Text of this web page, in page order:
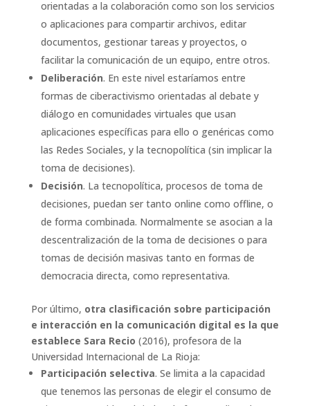
orientadas a la colaboración como son los servicios
o aplicaciones para compartir archivos, editar
documentos, gestionar tareas y proyectos, o
facilitar la comunicación de un equipo, entre otros.
Deliberación. En este nivel estaríamos entre
formas de ciberactivismo orientadas al debate y
diálogo en comunidades virtuales que usan
aplicaciones específicas para ello o genéricas como
las Redes Sociales, y la tecnopolítica (sin implicar la
toma de decisiones).
Decisión. La tecnopolítica, procesos de toma de
decisiones, puedan ser tanto online como offline, o
de forma combinada. Normalmente se asocian a la
descentralización de la toma de decisiones o para
tomas de decisión masivas tanto en formas de
democracia directa, como representativa.
Por último, otra clasificación sobre participación
e interacción en la comunicación digital es la que
establece Sara Recio (2016), profesora de la
Universidad Internacional de La Rioja:
Participación selectiva. Se limita a la capacidad
que tenemos las personas de elegir el consumo de